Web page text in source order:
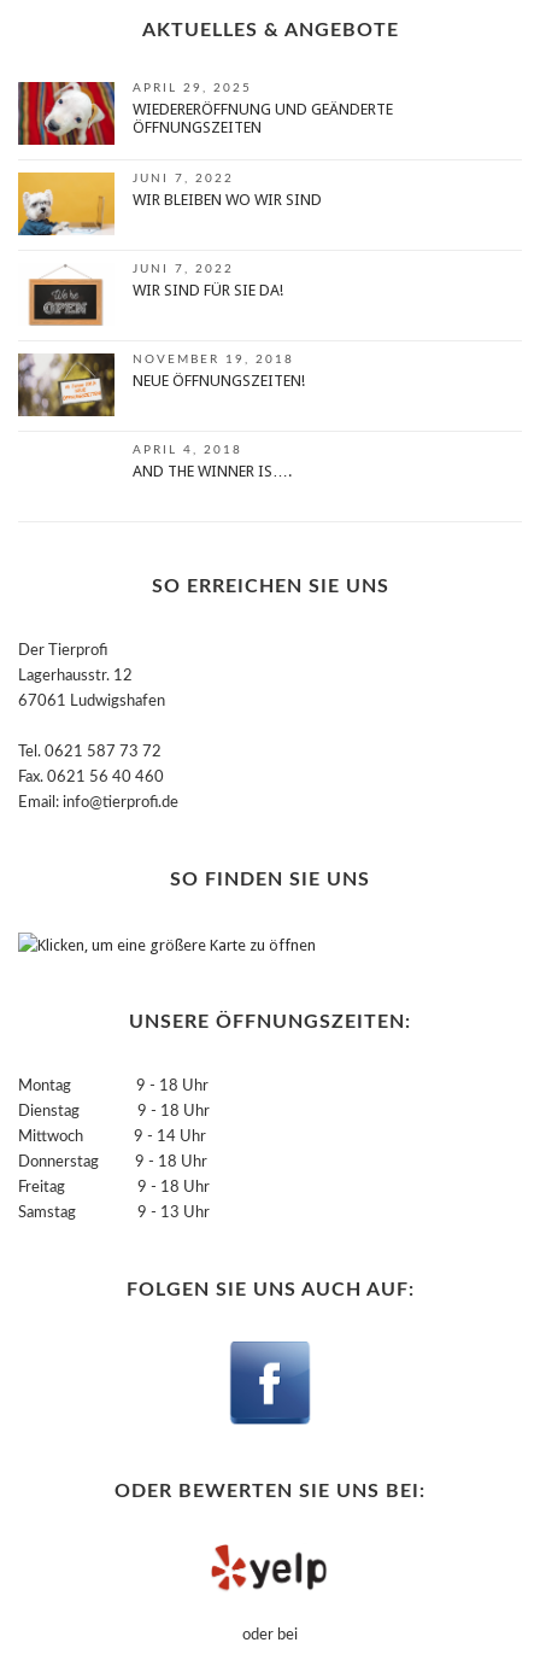
AKTUELLES & ANGEBOTE
APRIL 29, 2025
WIEDERERÖFFNUNG UND GEÄNDERTE
ÖFFNUNGSZEITEN
JUNI 7, 2022
WIR BLEIBEN WO WIR SIND
JUNI 7, 2022
WIR SIND FÜR SIE DA!
NOVEMBER 19, 2018
NEUE ÖFFNUNGSZEITEN!
APRIL 4, 2018
AND THE WINNER IS….
SO ERREICHEN SIE UNS
Der Tierprofi
Lagerhausstr. 12
67061 Ludwigshafen
Tel. 0621 587 73 72
Fax. 0621 56 40 460
Email: info@tierprofi.de
SO FINDEN SIE UNS
UNSERE ÖFFNUNGSZEITEN:
Montag 9 - 18 Uhr
Dienstag 9 - 18 Uhr
Mittwoch 9 - 14 Uhr
Donnerstag 9 - 18 Uhr
Freitag 9 - 18 Uhr
Samstag 9 - 13 Uhr
FOLGEN SIE UNS AUCH AUF:
ODER BEWERTEN SIE UNS BEI:
oder bei